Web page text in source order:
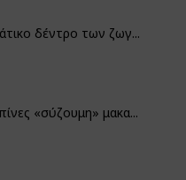
δέντρο των ζωγ...
«σύζουμη» μακα...